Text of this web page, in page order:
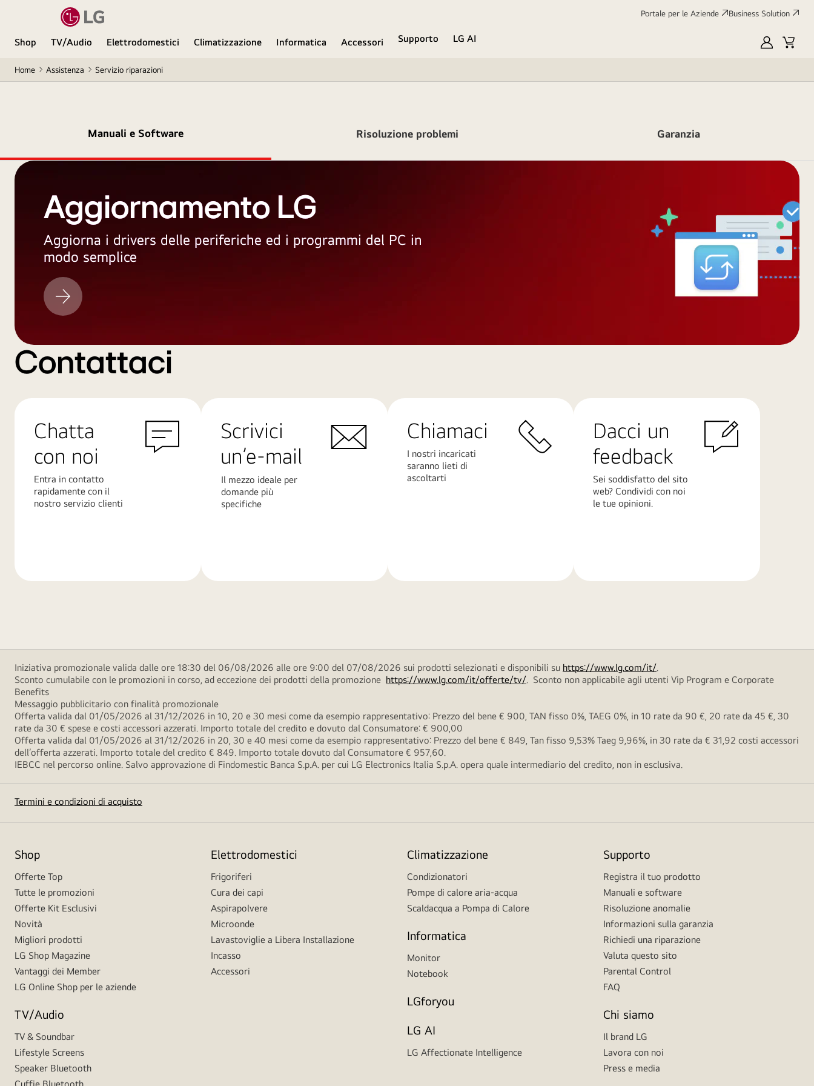
Portale per le Aziende Business Solution
Shop TV/Audio Elettrodomestici Climatizzazione Informatica Accessori Supporto
LG AI
My
Cart
Home Assistenza Servizio riparazioni
Manuali e Software Risoluzione problemi Garanzia
Aggiornamento LG
Aggiorna i drivers delle periferiche ed i programmi del PC in
modo semplice
Aggiornamento
LG
Contattaci
Chatta
con noi
Entra in contatto
rapidamente con il
nostro servizio clienti
Scrivici
un’e-mail
Il mezzo ideale per
domande più
specifiche
Chiamaci
I nostri incaricati
saranno lieti di
ascoltarti
Dacci un
feedback
Sei soddisfatto del sito
web? Condividi con noi
le tue opinioni.
Iniziativa promozionale valida dalle ore 18:30 del 06/08/2026 alle ore 9:00 del 07/08/2026 sui prodotti selezionati e disponibili su https://www.lg.com/it/.
Sconto cumulabile con le promozioni in corso, ad eccezione dei prodotti della promozione https://www.lg.com/it/offerte/tv/. Sconto non applicabile agli utenti Vip Program e Corporate
Benefits
Messaggio pubblicitario con finalità promozionale
Offerta valida dal 01/05/2026 al 31/12/2026 in 10, 20 e 30 mesi come da esempio rappresentativo: Prezzo del bene € 900, TAN fisso 0%, TAEG 0%, in 10 rate da 90 €, 20 rate da 45 €, 30
rate da 30 € spese e costi accessori azzerati. Importo totale del credito e dovuto dal Consumatore: € 900,00
Offerta valida dal 01/05/2026 al 31/12/2026 in 20, 30 e 40 mesi come da esempio rappresentativo: Prezzo del bene € 849, Tan fisso 9,53% Taeg 9,96%, in 30 rate da € 31,92 costi accessori
dell’offerta azzerati. Importo totale del credito € 849. Importo totale dovuto dal Consumatore € 957,60.
IEBCC nel percorso online. Salvo approvazione di Findomestic Banca S.p.A. per cui LG Electronics Italia S.p.A. opera quale intermediario del credito, non in esclusiva.
Termini e condizioni di acquisto
Shop
Offerte Top
Tutte le promozioni
Offerte Kit Esclusivi
Novità
Migliori prodotti
LG Shop Magazine
Vantaggi dei Member
LG Online Shop per le aziende
TV/Audio
TV & Soundbar
Lifestyle Screens
Speaker Bluetooth
Elettrodomestici
Frigoriferi
Cura dei capi
Aspirapolvere
Microonde
Lavastoviglie a Libera Installazione
Incasso
Accessori
Climatizzazione
Condizionatori
Pompe di calore aria-acqua
Scaldacqua a Pompa di Calore
Informatica
Monitor
Notebook
LGforyou
LG AI
LG Affectionate Intelligence
Supporto
Registra il tuo prodotto
Manuali e software
Risoluzione anomalie
Informazioni sulla garanzia
Richiedi una riparazione
Valuta questo sito
Parental Control
FAQ
Chi siamo
Il brand LG
Lavora con noi
Press e media